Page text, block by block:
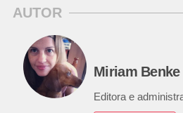
AUTOR
Miriam Benke
Editora e